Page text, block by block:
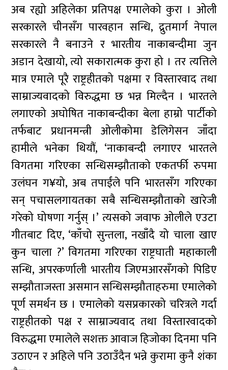
अब रह्यो अहिलेका प्रतिपक्ष एमालेको कुरा । ओली
सरकारले चीनसँग पारवहान सन्धि, द्रुतमार्ग नेपाल
सरकारले नै बनाउने र भारतीय नाकाबन्दीमा जुन
अडान देखायो, त्यो सकारात्मक कुरा हो । तर त्यत्तिले
मात्र एमाले पूरै राष्ट्रहीतको पक्षमा र विस्तारवाद तथा
साम्राज्यवादको विरुद्धमा छ भन्न मिल्दैन । भारतले
लगाएको अघोषित नाकाबन्दीका बेला हाम्रो पार्टीको
तर्फबाट प्रधानमन्त्री ओलीकोमा डेलिगेसन जाँदा
हामीले भनेका थियौं, ‘नाकाबन्दी लगाएर भारतले
विगतमा गरिएका सन्धिसम्झौताको एकतर्फी रुपमा
उलंघन ग¥यो, अब तपाईंले पनि भारतसँग गरिएका
सन् पचासलगायतका सबै सन्धिसम्झौताको खारेजी
गरेको घोषणा गर्नुस् ।’ त्यसको जवाफ ओलीले एउटा
गीतबाट दिए, ‘काँचो सुन्तला, नखाँदै यो चाला खाए
कुन चाला ?’ विगतमा गरिएका राष्ट्रघाती महाकाली
सन्धि, अपरकर्णाली भारतीय जिएमआरसँगको पिडिए
सम्झौताजस्ता असमान सन्धिसम्झौताहरुमा एमालेको
पूर्ण समर्थन छ । एमालेको यसप्रकारको चरित्रले गर्दा
राष्ट्रहीतको पक्ष र साम्राज्यवाद तथा विस्तारवादको
विरुद्धमा एमालेले सशक्त आवाज हिजोका दिनमा पनि
उठाएन र अहिले पनि उठाउँदैन भन्ने कुरामा कुनै शंका